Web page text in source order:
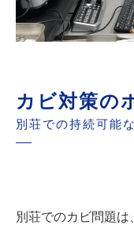
カビ対策の
別荘での持続可能
別荘でのカビ問題